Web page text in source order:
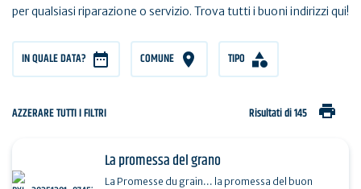
per qualsiasi riparazione o servizio. Trova tutti i buoni indirizzi qui!
IN QUALE DATA? COMUNE TIPO
AZZERARE TUTTI I FILTRI Risultati di 145 print
La promessa del grano
La Promesse du grain... la promessa del buon